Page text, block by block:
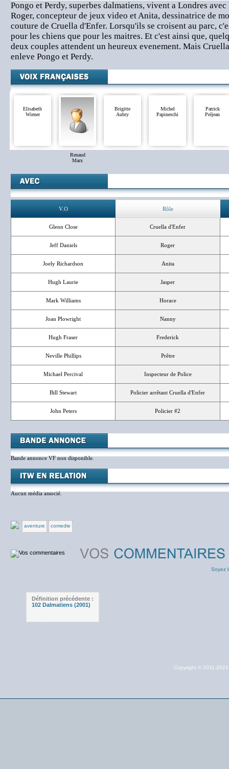
Pongo et Perdy, superbes dalmatiens, vivent a Londres
Roger, concepteur de jeux video et Anita, dessinatrice de
couture de Cruella d'Enfer. Lorsqu'ils se croisent au parc,
pour les chiens que pour les maitres. Et c'est ainsi que,
deux couples attendent un heureux evenement. Mais
enleve Pongo et Perdy.
Elisabeth
Wiener
Renaud
Marx
Brigitte
Aubry
Michel
Papineschi
Patrick
Préjean
V.O Rôle
Glenn Close Cruella d'Enfer
Jeff Daniels Roger
Joely Richardson Anita
Hugh Laurie Jasper
Mark Williams Horace
Joan Plowright Nanny
Hugh Fraser Frederick
Neville Phillips Prêtre
Michael Percival Inspecteur de Police
Bill Stewart Policier arrêtant Cruella d'Enfer
John Peters Policier #2
Bande annonce VF non disponible.
Aucun média associé.
aventure comedie
Soyez
Définition précédente :
102 Dalmatiens (2001)
Copyright © 2011-